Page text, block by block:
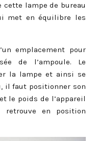
lampe de bureau
met en équilibre les
emplacement pour
de l’ampoule. Le
la lampe et ainsi se
il faut positionner son
le poids de l’appareil
en position